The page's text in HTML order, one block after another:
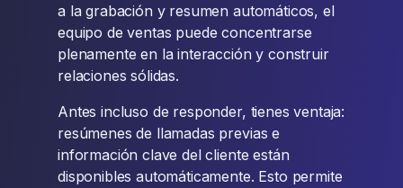
a la grabación y resumen automáticos, el
equipo de ventas puede concentrarse
plenamente en la interacción y construir
relaciones sólidas.
Antes incluso de responder, tienes ventaja:
resúmenes de llamadas previas e
información clave del cliente están
disponibles automáticamente. Esto permite